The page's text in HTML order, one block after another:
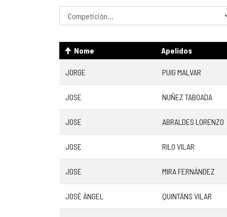
Competicion
Nome Apelidos
JORGE PUIG MALVAR
JOSE NUÑEZ TABOADA
JOSE ABRALDES LORENZO
JOSE RILO VILAR
JOSE MIRA FERNÁNDEZ
JOSÉ ÁNGEL QUINTÁNS VILAR